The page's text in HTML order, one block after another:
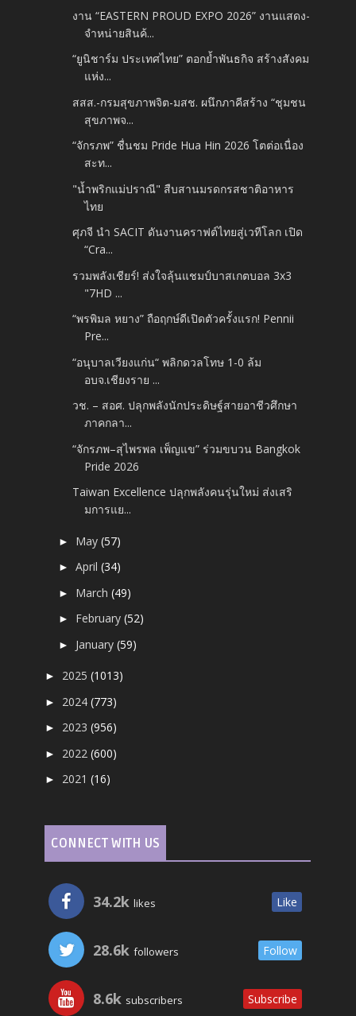
งาน “EASTERN PROUD EXPO 2026” งานแสดง-
จำหน่ายสินค้...
“ยูนิชาร์ม ประเทศไทย” ตอกย้ำพันธกิจ สร้างสังคม
แห่ง...
สสส.-กรมสุขภาพจิต-มสช. ผนึกภาคีสร้าง “ชุมชน
สุขภาพจ...
“จักรภพ” ชื่นชม Pride Hua Hin 2026 โตต่อเนื่อง
สะท...
"น้ำพริกแม่ปราณี" สืบสานมรดกรสชาติอาหาร
ไทย
ศุภจี นำ SACIT ดันงานคราฟต์ไทยสู่เวทีโลก เปิด
“Cra...
รวมพลังเชียร์! ส่งใจลุ้นแชมป์บาสเกตบอล 3x3
"7HD ...
“พรพิมล หยาง” ถือฤกษ์ดีเปิดตัวครั้งแรก! Pennii
Pre...
“อนุบาลเวียงแก่น“ พลิกดวลโทษ 1-0 ล้ม
อบจ.เชียงราย ...
วช. – สอศ. ปลุกพลังนักประดิษฐ์สายอาชีวศึกษา
ภาคกลา...
“จักรภพ–สุไพรพล เพ็ญแข” ร่วมขบวน Bangkok
Pride 2026
Taiwan Excellence ปลุกพลังคนรุ่นใหม่ ส่งเสริ
มการแย...
► May(57)
►April(34)
► March(49)
► February(52)
► January(59)
► 2025(1013)
► 2024(773)
► 2023(956)
► 2022(600)
► 2021(16)
CONNECT WITH US
34.2k likes Like
28.6k followers Follow
8.6k subscribers Subscribe